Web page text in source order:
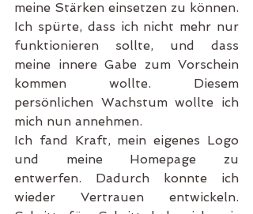
meine Stärken einsetzen zu können.
Ich spürte, dass ich nicht mehr nur
funktionieren sollte, und dass
meine innere Gabe zum Vorschein
kommen wollte. Diesem
persönlichen Wachstum wollte ich
mich nun annehmen.
Ich fand Kraft, mein eigenes Logo
und meine Homepage zu
entwerfen. Dadurch konnte ich
wieder Vertrauen entwickeln.